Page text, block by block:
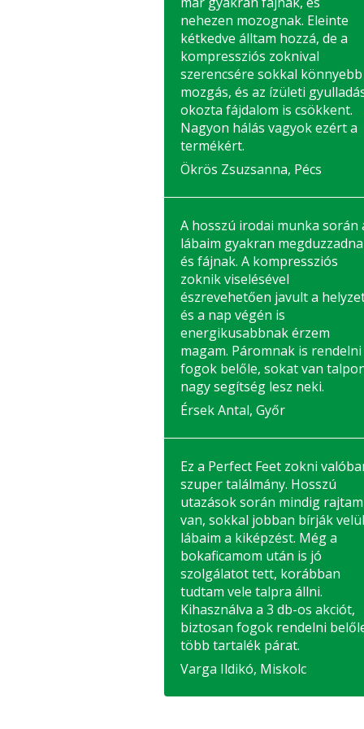
nehezen mozognak. Eleinte
kétkedve álltam hozzá, de a
kompressziós zoknival
szerencsére sokkal könnyebb
mozgás, és az ízületi
okozta fájdalom is csökkent.
Nagyon hálás vagyok ezért a
termékért.
Ökrös Zsuzsanna, Pécs
A hosszú irodai munka során
lábaim gyakran
és fájnak. A kompressziós
zoknik viselésével
észrevehetően javult a
és a nap végén is
energikusabbnak érzem
magam. Páromnak is rendelni
fogok belőle, sokat van
nagy segítség lesz neki.
Érsek Antal, Győr
Ez a Perfect Feet zokni
szuper találmány. Hosszú
utazások során mindig rajtam
van, sokkal jobban bírják
lábaim a kiképzést. Még a
bokaficamom után is jó
szolgálatot tett, korábban
tudtam vele talpra állni.
Kihasználva a 3 db-os akciót,
biztosan fogok rendelni
több tartalék párat.
Varga Ildikó, Miskolc